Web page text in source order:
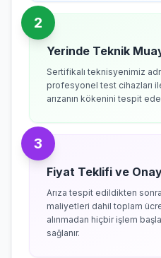
2
Yerinde Teknik
Sertifikalı teknisyenimiz
profesyonel test cihazları
arızanın kökenini tespit
3
Fiyat Teklifi ve
Arıza tespit edildikten
maliyetleri dahil toplam
alınmadan hiçbir işlem
sağlanır.